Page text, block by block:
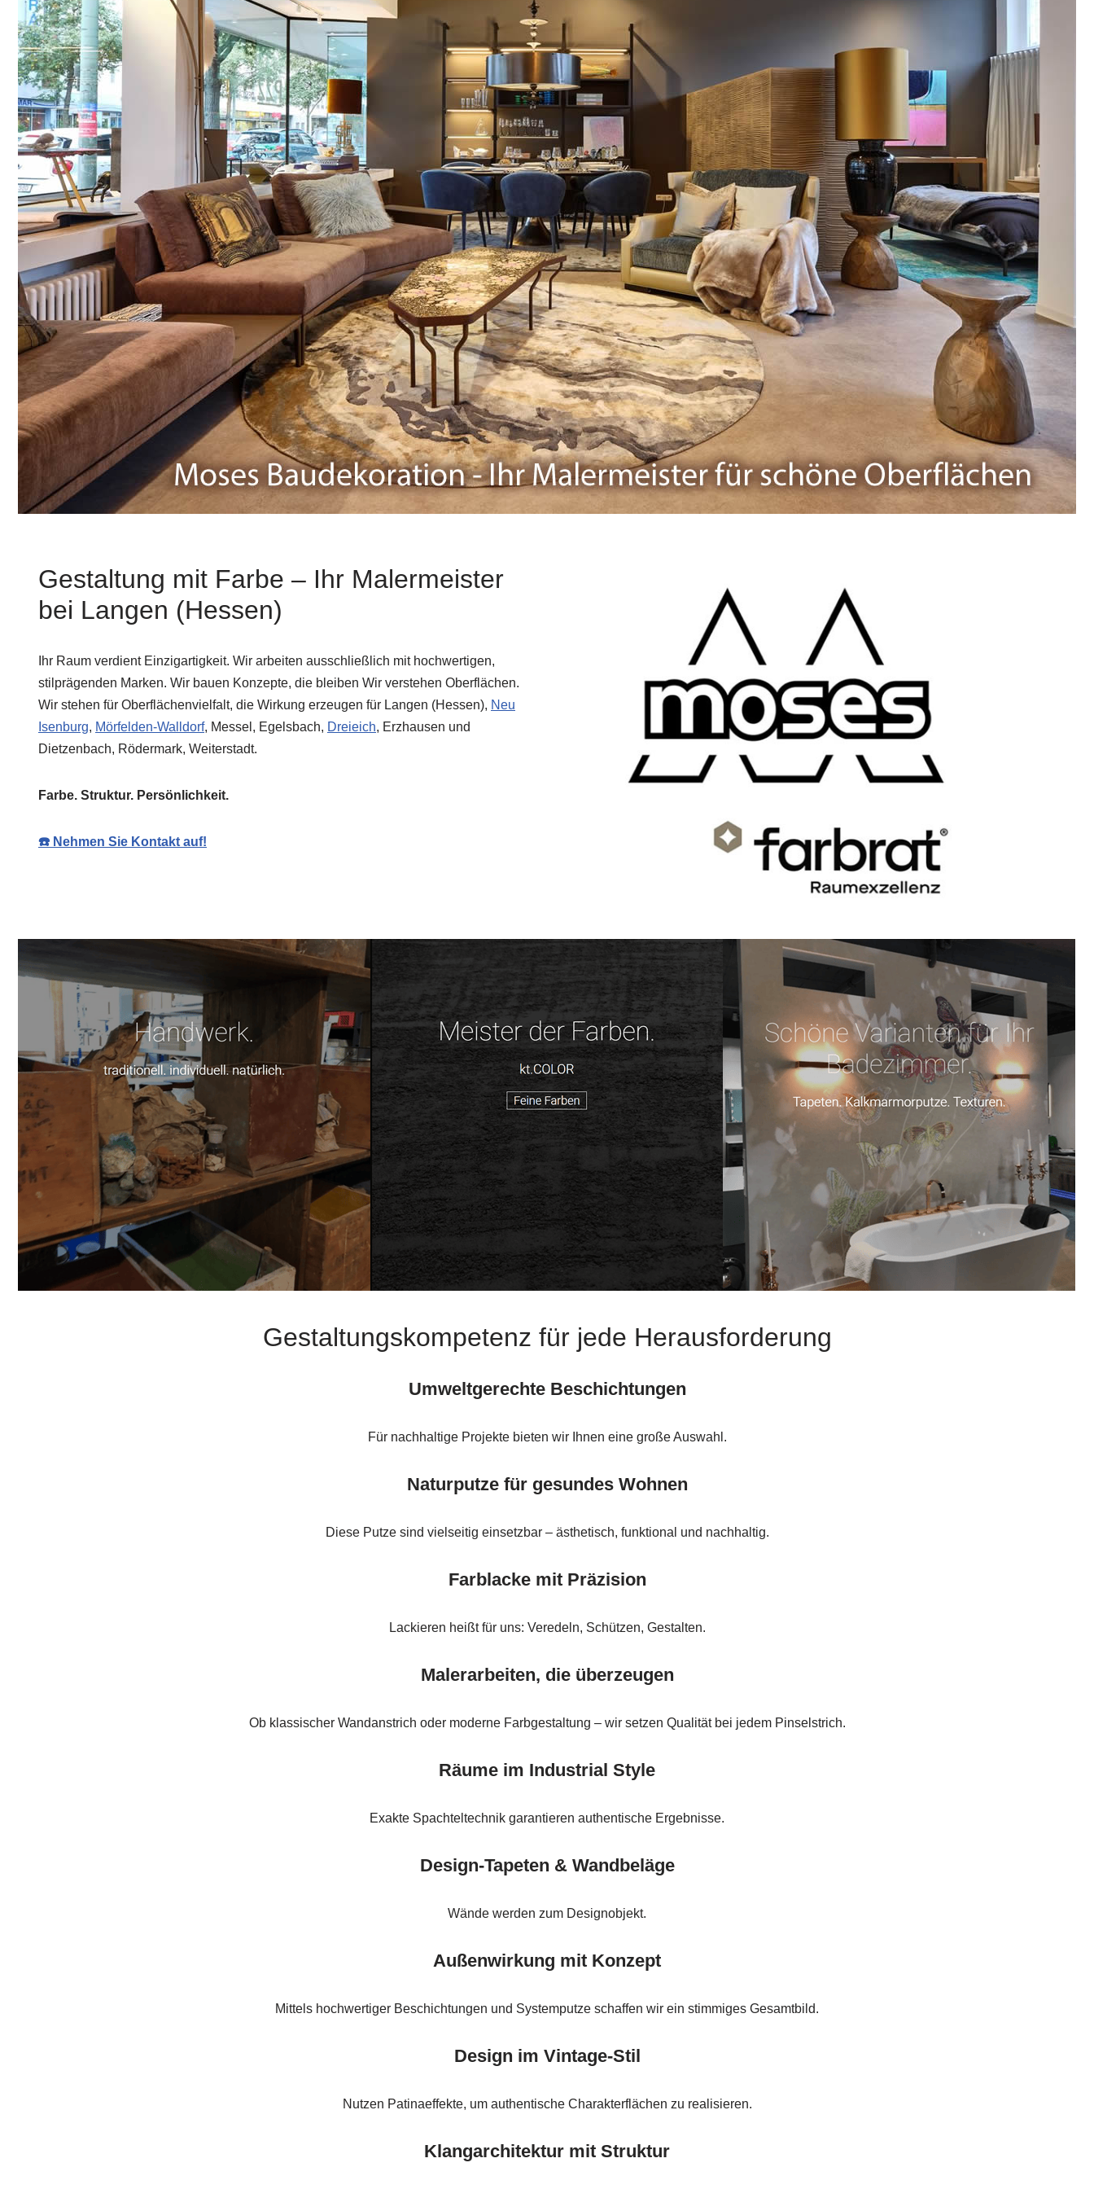
Gestaltung mit Farbe – Ihr Malermeister
bei Langen (Hessen)
Ihr Raum verdient Einzigartigkeit. Wir arbeiten ausschließlich mit hochwertigen,
stilprägenden Marken. Wir bauen Konzepte, die bleiben Wir verstehen Oberflächen.
Wir stehen für Oberflächenvielfalt, die Wirkung erzeugen für Langen (Hessen), Neu
Isenburg, Mörfelden-Walldorf, Messel, Egelsbach, Dreieich, Erzhausen und
Dietzenbach, Rödermark, Weiterstadt.
Farbe. Struktur. Persönlichkeit.
☎️ Nehmen Sie Kontakt auf!
Gestaltungskompetenz für jede Herausforderung
Umweltgerechte Beschichtungen
Für nachhaltige Projekte bieten wir Ihnen eine große Auswahl.
Naturputze für gesundes Wohnen
Diese Putze sind vielseitig einsetzbar – ästhetisch, funktional und nachhaltig.
Farblacke mit Präzision
Lackieren heißt für uns: Veredeln, Schützen, Gestalten.
Malerarbeiten, die überzeugen
Ob klassischer Wandanstrich oder moderne Farbgestaltung – wir setzen Qualität bei jedem Pinselstrich.
Räume im Industrial Style
Exakte Spachteltechnik garantieren authentische Ergebnisse.
Design-Tapeten & Wandbeläge
Wände werden zum Designobjekt.
Außenwirkung mit Konzept
Mittels hochwertiger Beschichtungen und Systemputze schaffen wir ein stimmiges Gesamtbild.
Design im Vintage-Stil
Nutzen Patinaeffekte, um authentische Charakterflächen zu realisieren.
Klangarchitektur mit Struktur